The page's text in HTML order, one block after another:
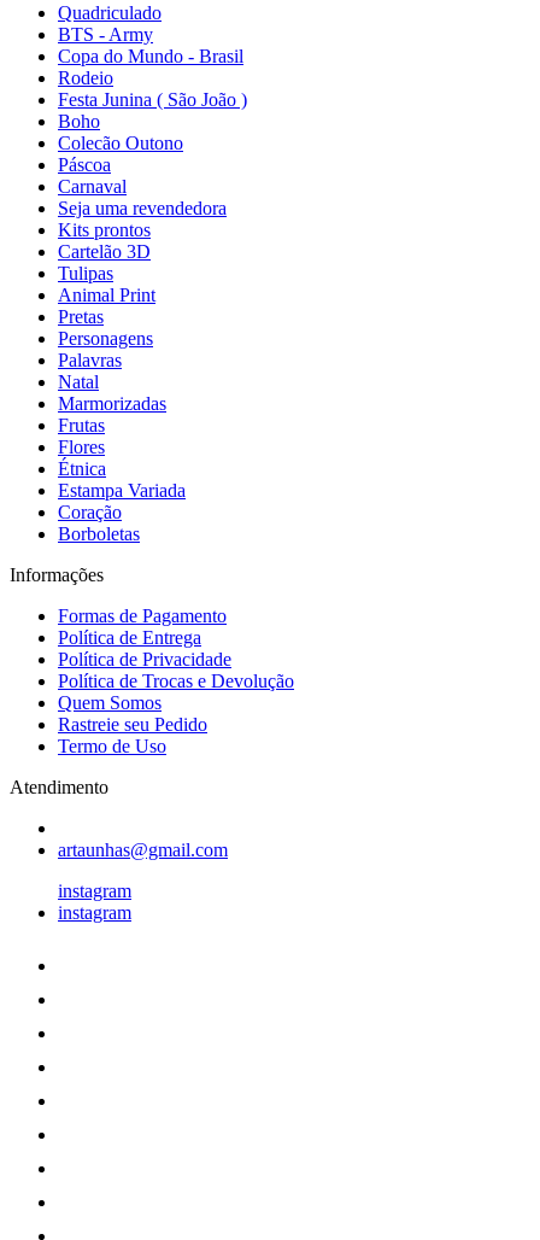
Quadriculado
BTS - Army
Copa do Mundo - Brasil
Rodeio
Festa Junina ( São João )
Boho
Colecão Outono
Páscoa
Carnaval
Seja uma revendedora
Kits prontos
Cartelão 3D
Tulipas
Animal Print
Pretas
Personagens
Palavras
Natal
Marmorizadas
Frutas
Flores
Étnica
Estampa Variada
Coração
Borboletas
Informações
Formas de Pagamento
Política de Entrega
Política de Privacidade
Política de Trocas e Devolução
Quem Somos
Rastreie seu Pedido
Termo de Uso
Atendimento
artaunhas@gmail.com
instagram
instagram